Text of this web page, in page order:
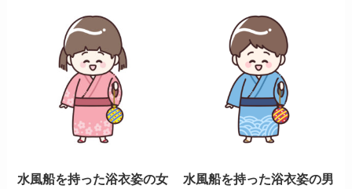
水風船を持った浴衣姿の女
水風船を持った浴衣姿の男